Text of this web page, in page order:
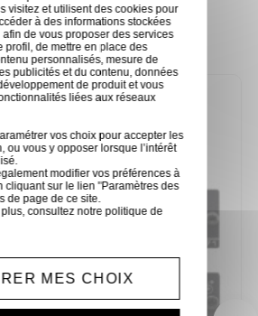
pour vous
visitez et utilisent des cookies pour
à des informations stockées
de vous proposer des services
profil, de mettre en place des
personnalisés, mesure de
publicités et du contenu, données
de produit et vous
liées aux réseaux
vos choix pour accepter les
ou vous y opposer lorsque l’intérêt
modifier vos préférences à
cliquant sur le lien "Paramètres des
de page de ce site.
consultez notrepolitique de
MES CHOIX